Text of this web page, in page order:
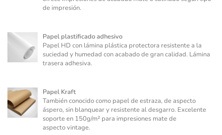
de impresión.
Papel plastificado adhesivo
Papel HD con lámina plástica protectora resistente a la
suciedad y humedad con acabado de gran calidad. Lámina
trasera adhesiva.
Papel Kraft
También conocido como papel de estraza, de aspecto
áspero, sin blanquear y resistente al desgarro. Excelente
soporte en 150g/m² para impresiones mate de
aspecto vintage.